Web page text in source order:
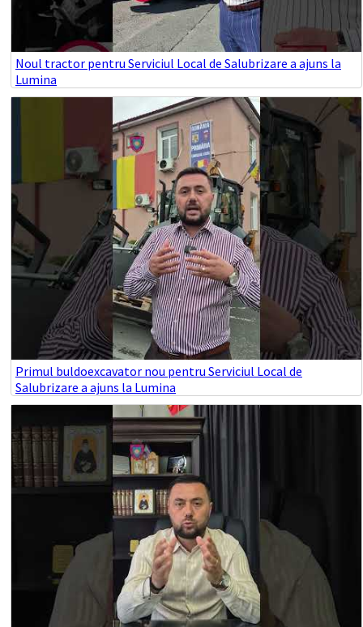
Noul tractor pentru Serviciul Local de Salubrizare a ajuns la
Lumina
Primul buldoexcavator nou pentru Serviciul Local de
Salubrizare a ajuns la Lumina